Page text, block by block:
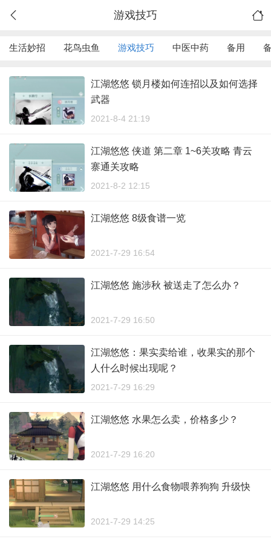
游戏技巧
生活妙招 花鸟虫鱼 游戏技巧 中医中药 备用
江湖悠悠 锁月楼如何连招以及如何选择
武器
2021-8-4 21:19
江湖悠悠 侠道 第二章 1~6关攻略 青云
寨通关攻略
2021-8-2 12:15
江湖悠悠 8级食谱一览
2021-7-29 16:54
江湖悠悠 施涉秋 被送走了怎么办？
2021-7-29 16:50
江湖悠悠：果实卖给谁，收果实的那个
人什么时候出现呢？
2021-7-29 16:29
江湖悠悠 水果怎么卖，价格多少？
2021-7-29 16:20
江湖悠悠 用什么食物喂养狗狗 升级快
2021-7-29 14:25